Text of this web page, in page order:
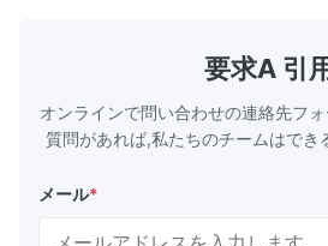
the basic component of boiler water
circulation loop.Because of both
要求A 引
オンラインで問い合わせの連絡先フ
質問があれば,私たちのチームはでき
メール*